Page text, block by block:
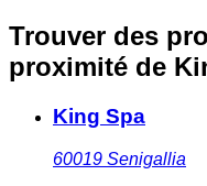
Trouver des
proximité de
King Spa
60019 Senigallia